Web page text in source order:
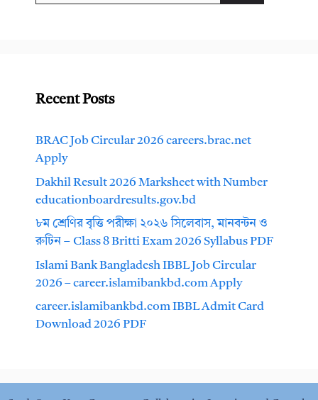
Recent Posts
BRAC Job Circular 2026 careers.brac.net
Apply
Dakhil Result 2026 Marksheet with Number
educationboardresults.gov.bd
৮ম শ্রেণির বৃত্তি পরীক্ষা ২০২৬ সিলেবাস, মানবন্টন ও
রুটিন – Class 8 Britti Exam 2026 Syllabus PDF
Islami Bank Bangladesh IBBL Job Circular
2026 – career.islamibankbd.com Apply
career.islamibankbd.com IBBL Admit Card
Download 2026 PDF